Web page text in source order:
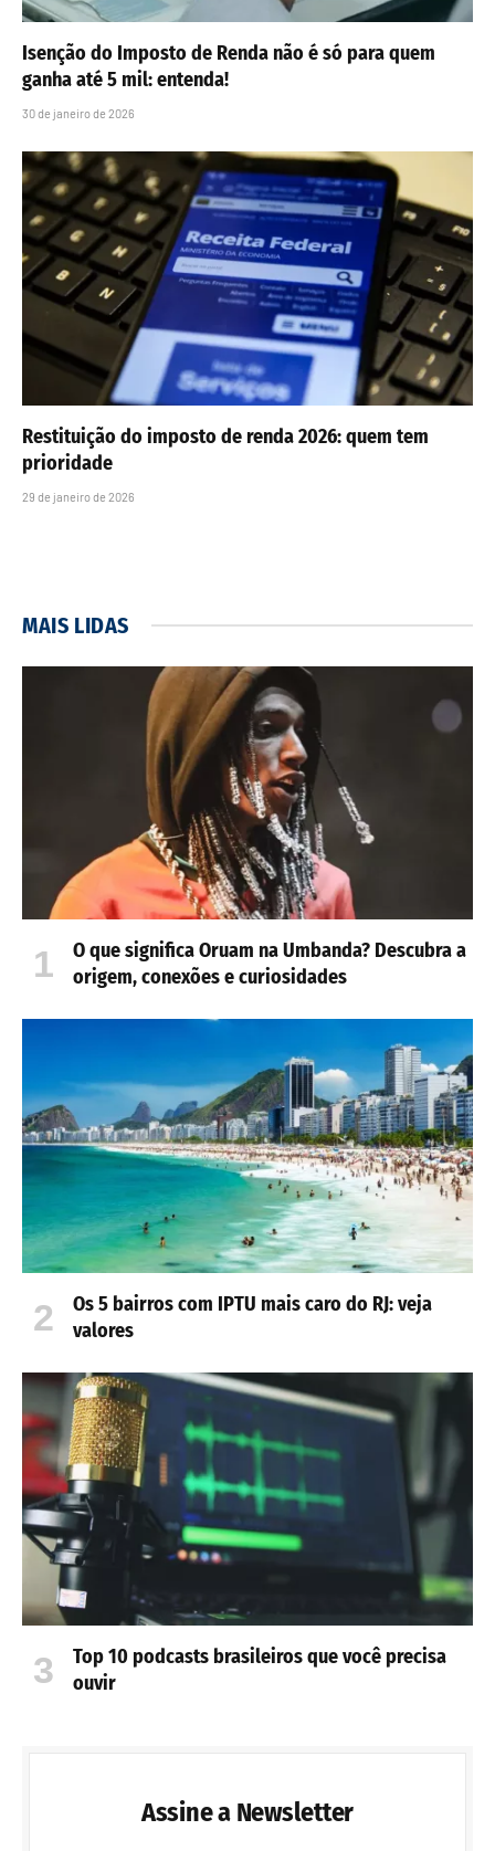
Isenção do Imposto de Renda não é só para quem
ganha até 5 mil: entenda!
30 de janeiro de 2026
Restituição do imposto de renda 2026: quem tem
prioridade
29 de janeiro de 2026
MAIS LIDAS
O que significa Oruam na Umbanda? Descubra a
origem, conexões e curiosidades
Os 5 bairros com IPTU mais caro do RJ: veja
valores
Top 10 podcasts brasileiros que você precisa
ouvir
Assine a Newsletter